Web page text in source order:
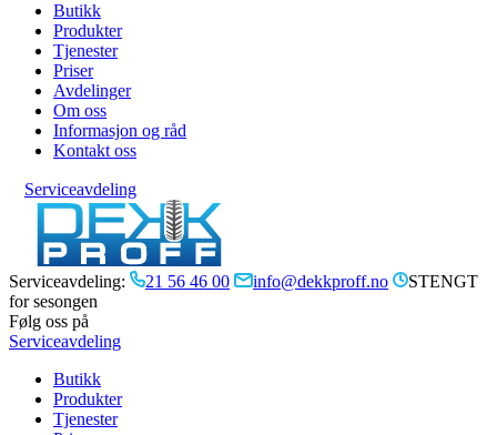
Butikk
Produkter
Tjenester
Priser
Avdelinger
Om oss
Informasjon og råd
Kontakt oss
Serviceavdeling
Serviceavdeling: 21 56 46 00 info@dekkproff.no
STENGT
for sesongen
Følg oss på
Serviceavdeling
Butikk
Produkter
Tjenester